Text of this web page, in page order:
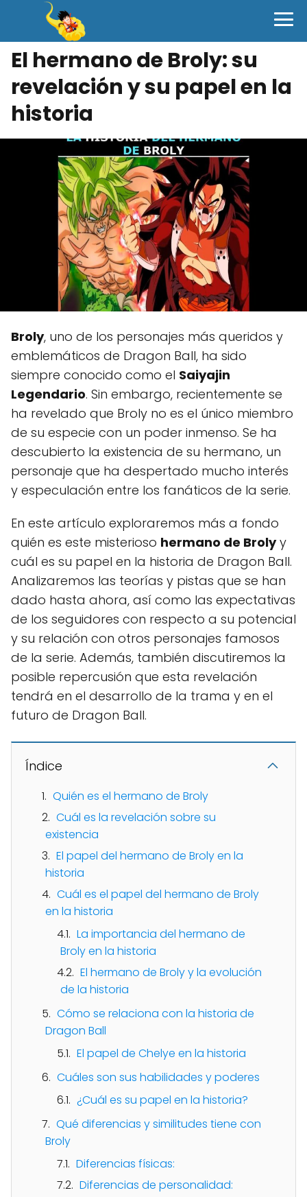
El hermano de Broly: su
revelación y su papel en la
historia
Broly, uno de los personajes más queridos y
emblemáticos de Dragon Ball, ha sido
siempre conocido como el Saiyajin
Legendario. Sin embargo, recientemente se
ha revelado que Broly no es el único miembro
de su especie con un poder inmenso. Se ha
descubierto la existencia de su hermano, un
personaje que ha despertado mucho interés
y especulación entre los fanáticos de la serie.
En este artículo exploraremos más a fondo
quién es este misterioso hermano de Brolyy
cuál es su papel en la historia de Dragon Ball.
Analizaremos las teorías y pistas que se han
dado hasta ahora, así como las expectativas
de los seguidores con respecto a su potencial
y su relación con otros personajes famosos
de la serie. Además, también discutiremos la
posible repercusión que esta revelación
tendrá en el desarrollo de la trama y en el
futuro de Dragon Ball.
Índice
Quién es el hermano de Broly
Cuál es la revelación sobre su
existencia
El papel del hermano de Broly en la
historia
Cuál es el papel del hermano de Broly
en la historia
La importancia del hermano de
Broly en la historia
El hermano de Broly y la evolución
de la historia
Cómo se relaciona con la historia de
Dragon Ball
El papel de Chelye en la historia
Cuáles son sus habilidades y poderes
¿Cuál es su papel en la historia?
Qué diferencias y similitudes tiene con
Broly
Diferencias físicas:
Diferencias de personalidad: